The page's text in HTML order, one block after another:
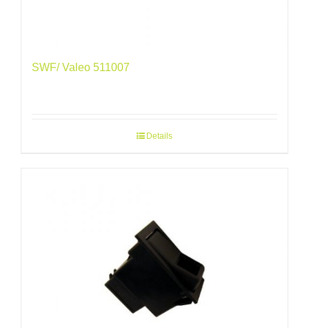
SWF/ Valeo 511007
Details